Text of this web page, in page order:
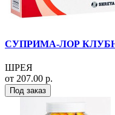
СУПРИМА-ЛОР
ШРЕЯ
от 207.00 р.
Под заказ